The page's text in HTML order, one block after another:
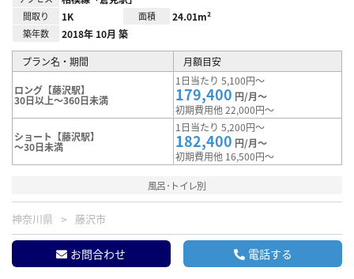
間取り 1K 面積 24.01m²
築年数 2018年 10月 築
プラン名・期間 月額目安
ロング【藤沢駅】
30日以上～360日未満
1日当たり 5,100円～
179,400 円/月～
初期費用他 22,000円～
ショート【藤沢駅】
～30日未満
1日当たり 5,200円～
182,400 円/月～
初期費用他 16,500円～
風呂･トイレ別
神奈川県 藤沢市
お問合わせ 電話する